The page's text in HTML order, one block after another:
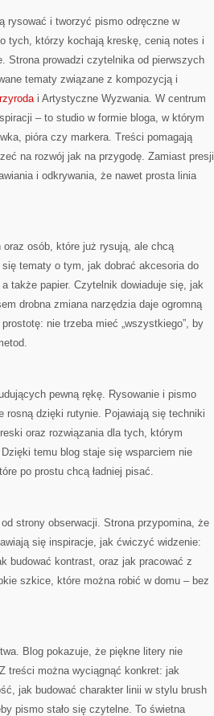
rysować i tworzyć pismo odręczne w
tych, którzy kochają kreskę, cenią notes i
Strona prowadzi czytelnika od pierwszych
tematy związane z kompozycją i
i Artystyczne Wyzwania. W centrum
– to studio w formie bloga, w którym
pióra czy markera. Treści pomagają
na rozwój jak na przygodę. Zamiast presji
i odkrywania, że nawet prosta linia
osób, które już rysują, ale chcą
tematy o tym, jak dobrać akcesoria do
także papier. Czytelnik dowiaduje się, jak
drobna zmiana narzędzia daje ogromną
nie trzeba mieć „wszystkiego”, by
pewną rękę. Rysowanie i pismo
rosną dzięki rutynie. Pojawiają się techniki
oraz rozwiązania dla tych, którym
temu blog staje się wsparciem nie
po prostu chcą ładniej pisać.
strony obserwacji. Strona przypomina, że
się inspiracje, jak ćwiczyć widzenie:
budować kontrast, oraz jak pracować z
szkice, które można robić w domu – bez
Blog pokazuje, że piękne litery nie
treści można wyciągnąć konkret: jak
jak budować charakter linii w stylu brush
pismo stało się czytelne. To świetna